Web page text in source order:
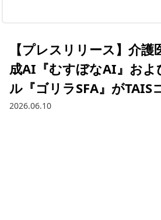
【プレスリリース】介護
成AI『むすぼなAI』およ
ル『ゴリラSFA』がTAIS
2026.06.10